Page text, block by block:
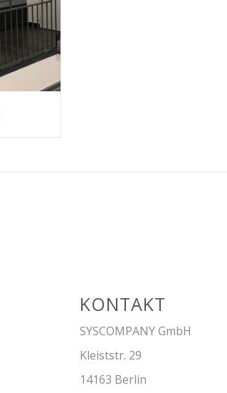
KONTAKT
SYSCOMPANY GmbH
Kleiststr. 29
14163 Berlin